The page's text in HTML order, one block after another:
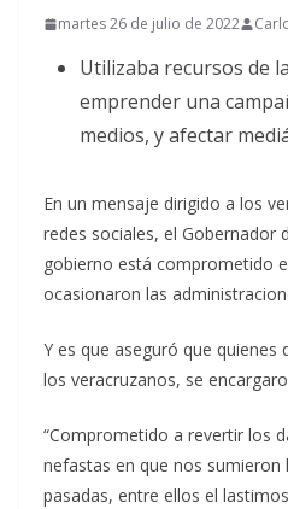
martes 26 de julio de 2022
Utilizaba recursos de
emprender una
medios, y afectar
En un mensaje dirigido a los
redes sociales, el Gobernador
gobierno está comprometido
ocasionaron las
Y es que aseguró que
los veracruzanos, se
“Comprometido a revertir los
nefastas en que nos sumieron
pasadas, entre ellos el